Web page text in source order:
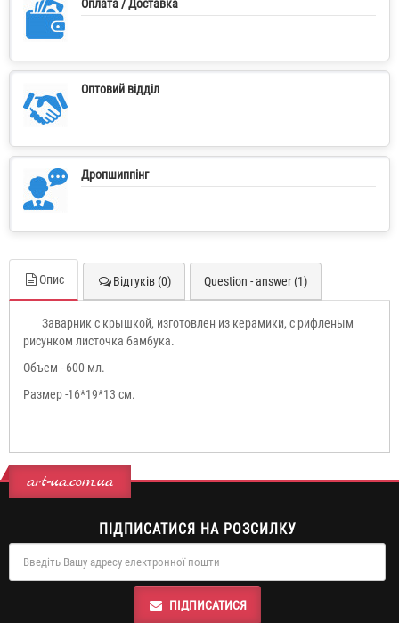
Оплата / Доставка
Оптовий відділ
Дропшиппінг
Опис Відгуків (0) Question - answer (1)
Заварник с крышкой, изготовлен из керамики, с рифленым
рисунком листочка бамбука.
Объем - 600 мл.
Размер -16*19*13 см.
art-ua.com.ua
ПІДПИСАТИСЯ НА РОЗСИЛКУ
ПІДПИСАТИСЯ